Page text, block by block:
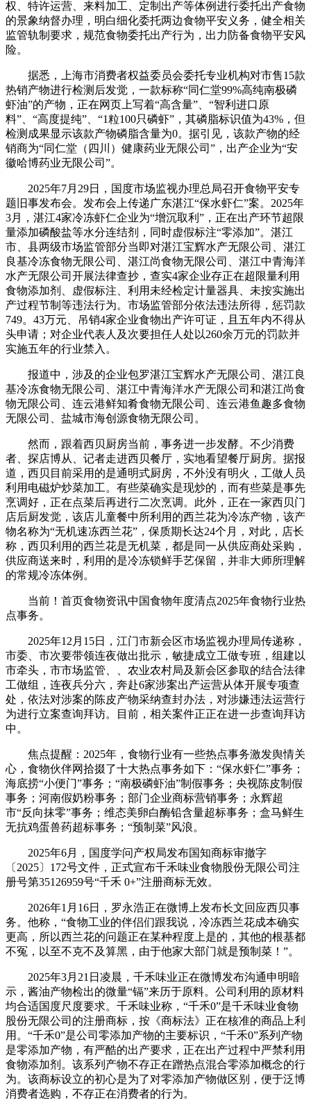
权、特许运营、来料加工、定制出产等体例进行委托出产食物
的景象纳督办理，明白细化委托两边食物平安义务，健全相关
监管轨制要求，规范食物委托出产行为，出力防备食物平安风
险。
据悉，上海市消费者权益委员会委托专业机构对市售15款
热销产物进行检测后发觉，一款标称“同仁堂99%高纯南极磷
虾油”的产物，正在网页上写着“高含量”、“智利进口原
料”、“高度提纯”、“1粒100只磷虾”，其磷脂标识值为43%，但
检测成果显示该款产物磷脂含量为0。据引见，该款产物的经
销商为“同仁堂（四川）健康药业无限公司”，出产企业为“安
徽哈博药业无限公司”。
2025年7月29日，国度市场监视办理总局召开食物平安专
题旧事发布会。发布会上传递广东湛江“保水虾仁”案。2025年
3月，湛江4家冷冻虾仁企业为“增沉取利”，正在出产环节超限
量添加磷酸盐等水分连结剂，同时虚假标注“零添加”。湛江
市、县两级市场监管部分当即对湛江宝辉水产无限公司、湛江
良基冷冻食物无限公司、湛江尚食物无限公司、湛江中青海洋
水产无限公司开展法律查抄，查实4家企业存正在超限量利用
食物添加剂、虚假标注、利用未经检定计量器具、未按实施出
产过程节制等违法行为。市场监管部分依法违法所得，惩罚款
749。43万元、吊销4家企业食物出产许可证，且五年内不得从
头申请；对企业代表人及次要担任人处以260余万元的罚款并
实施五年的行业禁入。
报道中，涉及的企业包罗湛江宝辉水产无限公司、湛江良
基冷冻食物无限公司、湛江中青海洋水产无限公司和湛江尚食
物无限公司、连云港鲜知肴食物无限公司、连云港鱼趣多食物
无限公司、盐城市海创源食物无限公司。
然而，跟着西贝厨房当前，事务进一步发酵。不少消费
者、探店博从、记者走进西贝餐厅，实地看望餐厅厨房。据报
道，西贝目前采用的是通明式厨房，不外没有明火，工做人员
利用电磁炉炒菜加工。有些菜确实是现炒的，而有些菜是事先
烹调好，正在点菜后再进行二次烹调。此外，正在一家西贝门
店后厨发觉，该店儿童餐中所利用的西兰花为冷冻产物，该产
物名称为“无机速冻西兰花”，保质期长达24个月，对此，店长
称，西贝利用的西兰花是无机菜，都是同一从供应商处采购，
供应商送来时，利用的是冷冻锁鲜手艺保留，并非大师所理解
的常规冷冻体例。
当前！首页食物资讯中国食物年度清点2025年食物行业热
点事务。
2025年12月15日，江门市新会区市场监视办理局传递称，
市委、市次要带领连夜做出批示，敏捷成立工做专班，组建以
市牵头，市市场监管、、农业农村局及新会区参取的结合法律
工做组，连夜兵分六，奔赴6家涉案出产运营从体开展专项查
处，依法对涉案的陈皮产物采纳查封办法，对涉嫌违法运营行
为进行立案查询拜访。目前，相关案件正正在进一步查询拜访
中。
焦点提醒：2025年，食物行业有一些热点事务激发舆情关
心，食物伙伴网拾掇了十大热点事务如下：“保水虾仁”事务；
海底捞“小便门”事务；“南极磷虾油”制假事务；央视陈皮制假
事务；河南假奶粉事务；部门企业商标营销事务；永辉超
市“反向抹零”事务；维态美卵白酶铅含量超标事务；盒马鲜生
无抗鸡蛋兽药超标事务；“预制菜”风浪。
2025年6月，国度学问产权局发布国知商标审撤字
〔2025〕172号文件，正式宣布千禾味业食物股份无限公司注
册号第35126959号“千禾 0+”注册商标无效。
2026年1月16日，罗永浩正在微博上发布长文回应西贝事
务。他称，“食物工业的伴侣们跟我说，冷冻西兰花成本确实
更高，所以西兰花的问题正在某种程度上是的，其他的根基都
不冤，以至不克不及算黑，由于他家大部门就是预制菜！”。
2025年3月21日凌晨，千禾味业正在微博发布沟通申明暗
示，酱油产物检出的微量“镉”来历于原料。公司利用的原材料
均合适国度尺度要求。千禾味业称，“千禾0”是千禾味业食物
股份无限公司的注册商标，按《商标法》正在核准的商品上利
用。“千禾0”是公司零添加产物的主要标识，“千禾0”系列产物
是零添加产物，有严酷的出产要求，正在出产过程中严禁利用
食物添加剂。该系列产物不存正在蹭热点混合零添加概念的行
为。该商标设立的初心是为了对零添加产物做区别，便于泛博
消费者选购，不存正在消费者的行为。